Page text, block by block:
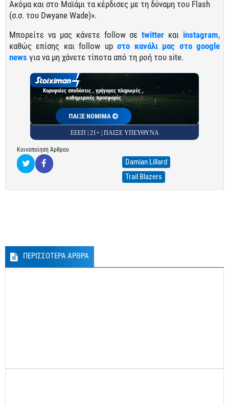
Ακόμα και στο Μαϊάμι τα κέρδισες με τη δύναμη του Flash
(σ.σ. του Dwyane Wade)».
Μπορείτε να μας κάνετε follow σεtwitter και instagram,
καθώς επίσης και follow upστο κανάλι μας στο google
news για να μη χάνετε τίποτα από τη ροή του site.
Κορυφαίες αποδόσεις , γρήγορες πληρωμές ,
καθημερινές προσφορές
ΠΑΙΞΕ ΝΟΜΙΜΑ
ΕΕΕΠ | 21+ | ΠΑΙΞΕ ΥΠΕΥΘΥΝΑ
Κοινοποίηση Άρθρου
Damian Lillard
Trail Blazers
ΠΕΡΙΣΣΟΤΕΡΑ ΑΡΘΡΑ